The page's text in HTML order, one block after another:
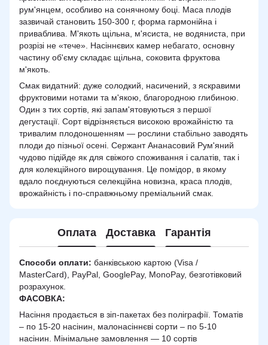
рум'янцем, особливо на сонячному боці. Маса плодів
зазвичай становить 150-300 г, форма гармонійна і
приваблива. М'якоть щільна, м'ясиста, не водяниста, при
розрізі не «тече». Насіннєвих камер небагато, основну
частину об'єму складає щільна, соковита фруктова
м'якоть.
Смак видатний: дуже солодкий, насичений, з яскравими
фруктовими нотами та м'якою, благородною глибиною.
Один з тих сортів, які запам'ятовуються з першої
дегустації. Сорт відрізняється високою врожайністю та
тривалим плодоношенням — рослини стабільно заводять
плоди до пізньої осені. Сержант Ананасовий Рум'яний
чудово підійде як для свіжого споживання і салатів, так і
для колекційного вирощування. Це помідор, в якому
вдало поєднуються селекційна новизна, краса плодів,
врожайність і по-справжньому преміальний смак.
Оплата Доставка Гарантія
Способи оплати: банківською картою (Visa /
MasterCard), PayPal, GooglePay, MonoPay, безготівковий
розрахунок.
ФАСОВКА:
Насіння продається в зіп-пакетах без поліграфії. Томатів
– по 15-20 насінин, малонасіннєві сорти – по 5-10
насінин. Мінімальне замовлення — 10 сортів